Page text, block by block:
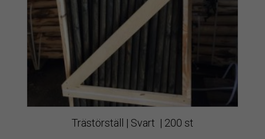
Trästörställ | Svart | 200 st